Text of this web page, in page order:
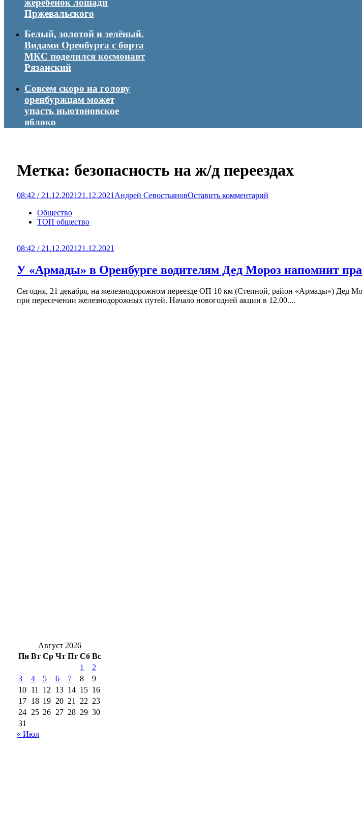
Пржевальского
Белый, золотой и зелёный.
Видами Оренбурга с борта
МКС поделился космонавт
Рязанский
Совсем скоро на голову
оренбуржцам может
упасть ньютоновское
яблоко
Метка: безопасность на ж/д переездах
08:42 / 21.12.2021 21.12.2021 Андрей СевостьяновОставить комментарий
Общество
ТОП общество
08:42 / 21.12.2021 21.12.2021
У «Армады» в Оренбурге водителям Дед Мороз напомнит
Сегодня, 21 декабря, на железнодорожном переезде ОП 10 км (Степной, район «Армады») Дед
при пересечении железнодорожных путей. Начало новогодней акции в 12.00....
Август 2026
Пн Вт Ср Чт Пт Сб Вс
1
2
3
4 5 6 7 8
9
10 11 12 13 14 15 16
17 18 19 20 21 22 23
24 25 26 27 28 29 30
31
« Июл